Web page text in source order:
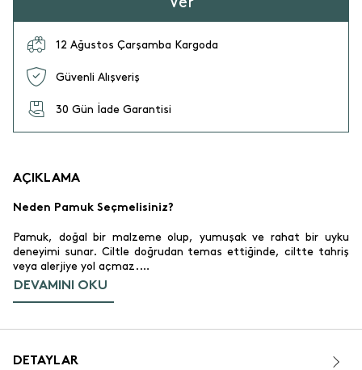
12 Ağustos Çarşamba Kargoda
Güvenli Alışveriş
30 Gün İade Garantisi
AÇIKLAMA
Neden Pamuk Seçmelisiniz?
Pamuk, doğal bir malzeme olup, yumuşak ve rahat bir uyku
deneyimi sunar. Ciltle doğrudan temas ettiğinde, ciltte tahriş
veya alerjiye yol açmaz.
olur ve terlemeyi engeller. Aynı zamanda kışın da sıcak tutarak
DEVAMINI OKU
DETAYLAR